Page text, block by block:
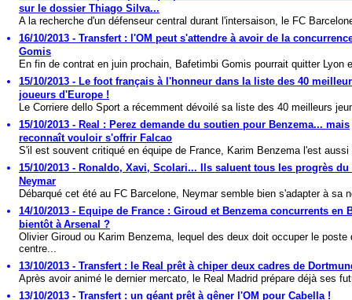
sur le dossier Thiago Silva...
A la recherche d'un défenseur central durant l'intersaison, le FC
16/10/2013 - Transfert : l'OM peut s'attendre à avoir de la
Gomis
En fin de contrat en juin prochain, Bafetimbi Gomis pourrait quitter Lyon
15/10/2013 - Le foot français à l'honneur dans la liste des 40
joueurs d'Europe !
Le Corriere dello Sport a récemment dévoilé sa liste des 40 meilleurs
15/10/2013 - Real : Perez demande du soutien pour Benzema... mais
reconnaît vouloir s'offrir Falcao
S'il est souvent critiqué en équipe de France, Karim Benzema l'est aussi
15/10/2013 - Ronaldo, Xavi, Scolari... Ils saluent tous les progrès du
Neymar
Débarqué cet été au FC Barcelone, Neymar semble bien s'adapter à sa
14/10/2013 - Equipe de France : Giroud et Benzema concurrents en
bientôt à Arsenal ?
Olivier Giroud ou Karim Benzema, lequel des deux doit occuper le poste
centre...
13/10/2013 - Transfert : le Real prêt à chiper deux cadres de
Après avoir animé le dernier mercato, le Real Madrid prépare déjà ses
13/10/2013 - Transfert : un géant prêt à gêner l'OM pour Cabella !